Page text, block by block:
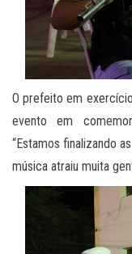
O prefeito em
evento em
“Estamos finalizando
música atraiu muita